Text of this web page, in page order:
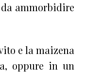
ammorbidire
e la maizena
oppure in un